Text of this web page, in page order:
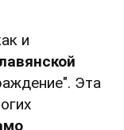
и
Эта